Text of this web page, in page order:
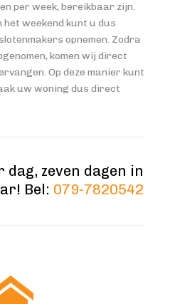
per week, bereikbaar zijn.
het weekend kunt u dus
opnemen. Zodra
komen wij direct
Op deze manier kunt
uw woning dus direct
zeven dagen in
Bel: 079-7820542